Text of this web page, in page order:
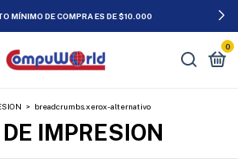
MÍNIMO DE COMPRA ES DE $10.000
0
> breadcrumbs.xerox-alternativo
IMPRESION